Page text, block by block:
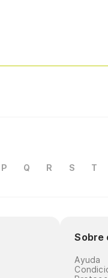
P Q R S T
Sobre
Ayuda